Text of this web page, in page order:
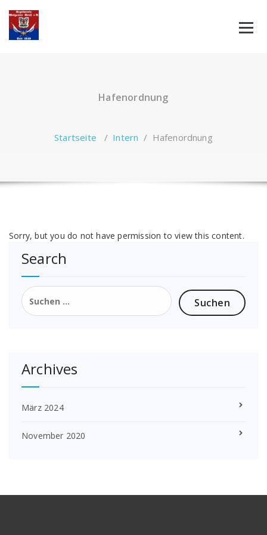
Inhalt
springen
Hafenordnung
Startseite / Intern / Hafenordnung
Sorry, but you do not have permission to view this content.
Search
Suchen
nach:
Archives
März 2024
November 2020